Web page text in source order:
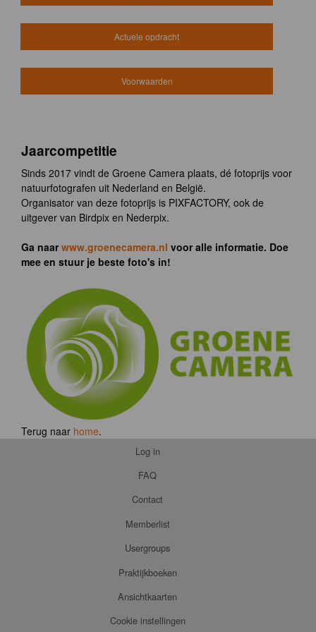
Actuele opdracht
Voorwaarden
Jaarcompetitie
Sinds 2017 vindt de Groene Camera plaats, dé fotoprijs voor
natuurfotografen uit Nederland en België.
Organisator van deze fotoprijs is PIXFACTORY, ook de
uitgever van Birdpix en Nederpix.
Ga naarwww.groenecamera.nl voor alle informatie. Doe
mee en stuur je beste foto's in!
Terug naar home.
Log in
FAQ
Contact
Memberlist
Usergroups
Praktijkboeken
Ansichtkaarten
Cookie instellingen